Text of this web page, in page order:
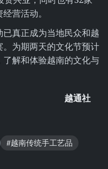
营活动。
真正成为当地民众和越
为期两天的文化节预计
解和体验越南的文化与
越通社
#越南传统手工艺品